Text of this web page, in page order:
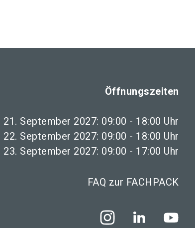
search
Öffnungszeiten
21. September 2027: 09:00 - 18:00 Uhr
September 2027: 09:00 - 18:00 Uhr
23. September 2027: 09:00 - 17:00 Uhr
FAQ zur FACHPACK